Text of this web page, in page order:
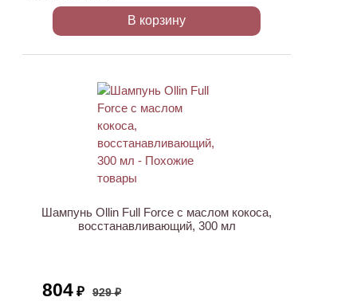
В корзину
Шампунь Ollin Full Force с маслом кокоса,
восстанавливающий, 300 мл
804 ₽ 929 ₽